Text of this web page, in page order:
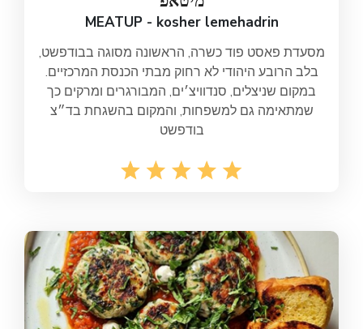
MEATUP - kosher lemehadrin
מסעדת פאסט פוד כשרה, הראשונה מסוגה בבודפשט,
בלב הרובע היהודי לא רחוק מבתי הכנסת המרכזיים.
במקום שניצלים, סנדוויצ׳ים, המבורגרים ומרקים כך
שמתאימה גם למשפחות, והמקום בהשגחת בד״צ
בודפשט